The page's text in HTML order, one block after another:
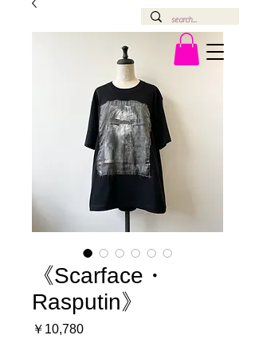
《Scarface・
Rasputin》
￥10,780価